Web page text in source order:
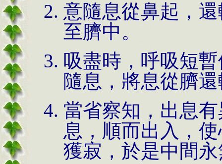
意隨息從鼻起，
至臍中。
吸盡時，呼吸短
隨息，將息從臍
當省察知，出息
息，順而出入，
獲寂，於是中間